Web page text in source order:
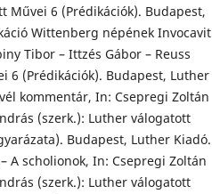
Művei 6 (Prédikációk). Budapest,
Wittenberg népének Invocavit
Tibor – Ittzés Gábor – Reuss
6 (Prédikációk). Budapest, Luther
kommentár, In: Csepregi Zoltán
(szerk.): Luther válogatott
Budapest, Luther Kiadó.
A scholionok, In: Csepregi Zoltán
(szerk.): Luther válogatott